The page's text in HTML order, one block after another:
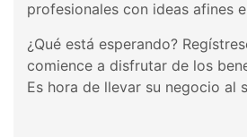
profesionales con ideas afines
¿Qué está esperando?
comience a disfrutar de los
Es hora de llevar su negocio al